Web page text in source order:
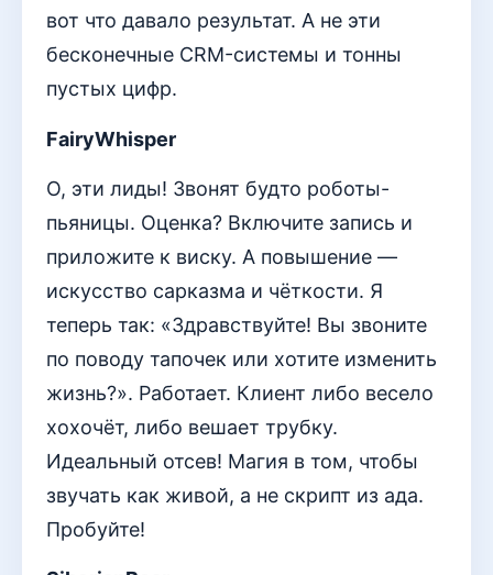
вот что давало результат. А не эти
бесконечные CRM-системы и тонны
пустых цифр.
FairyWhisper
О, эти лиды! Звонят будто роботы-
пьяницы. Оценка? Включите запись и
приложите к виску. А повышение —
искусство сарказма и чёткости. Я
теперь так: «Здравствуйте! Вы звоните
по поводу тапочек или хотите изменить
жизнь?». Работает. Клиент либо весело
хохочёт, либо вешает трубку.
Идеальный отсев! Магия в том, чтобы
звучать как живой, а не скрипт из ада.
Пробуйте!